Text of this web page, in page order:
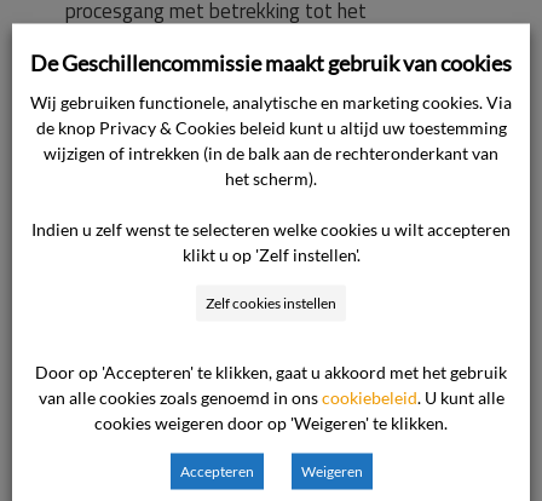
procesgang met betrekking tot het
de muur gestuurd. Verantwoordelijkheden wordt
steeds bij andere (interne) afdelingen gelegd.
Ook claimt de ondernemer op de website
(https://www.[website].nl/nl/specials/over-ons)
werken, echter wordt dit niet waargemaakt en
dat zou van de website moeten worden
verwijderd. Zo kan de servicedesk de orders van
klant te ‘ontfutselen’.
Al met al kost het veel tijd (bellen en mailen) om
een zeer eenvoudige terugbetalingshandeling
De Geschillencommissie maakt gebruik van cookies
Wij gebruiken functionele, analytische en marketing cookies. Via
de knop Privacy & Cookies beleid kunt u altijd uw toestemming
wijzigen of intrekken (in de balk aan de rechteronderkant van
het scherm).
Indien u zelf wenst te selecteren welke cookies u wilt accepteren
klikt u op 'Zelf instellen'.
Zelf cookies instellen
Door op 'Accepteren' te klikken, gaat u akkoord met het gebruik
van alle cookies zoals genoemd in onscookiebeleid. U kunt alle
cookies weigeren door op 'Weigeren' te klikken.
Accepteren Weigeren